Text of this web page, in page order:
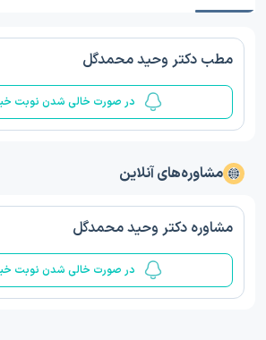
مطب دکتر وحید محمدگل
در صورت خالی شدن نوبت
مشاوره‌های آنلاین
مشاوره دکتر وحید محمدگل
در صورت خالی شدن نوبت